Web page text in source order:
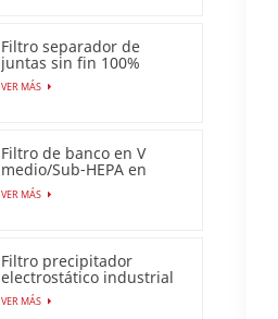
Filtro separador de
juntas sin fin 100%
resistente a la humedad
VER MÁS
Filtro de banco en V
medio/Sub-HEPA en
marco de plástico
VER MÁS
Filtro precipitador
electrostático industrial
para filtro de aire Esp
VER MÁS